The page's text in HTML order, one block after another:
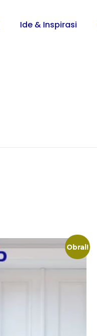
Ide & Inspirasi
Obral!